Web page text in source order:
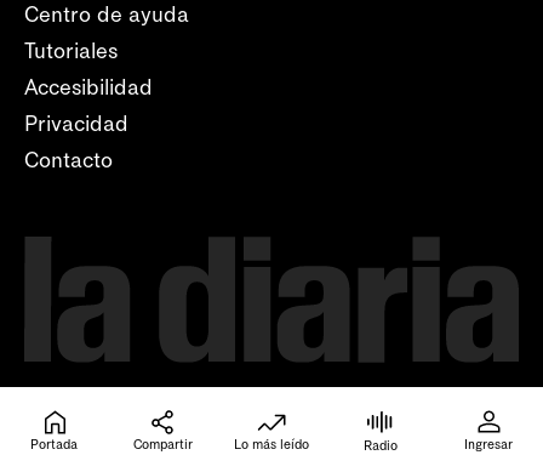
Centro de ayuda
Tutoriales
Accesibilidad
Privacidad
Contacto
Portada Compartir Lo más leído Radio Ingresar